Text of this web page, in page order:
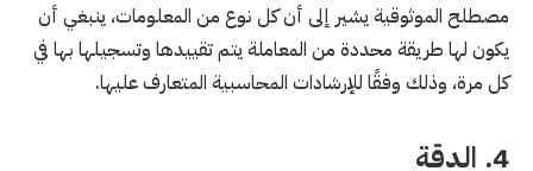
مصطلح الموثوقية يشير إلى أن كل نوع من المعلومات، ينبغي أن
يكون لها طريقة محددة من المعاملة يتم تقييدها وتسجيلها بها في
كل مرة، وذلك وفقًا للإرشادات المحاسبية المتعارف عليها.
4. الدقة